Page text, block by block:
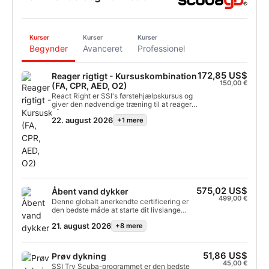
Kurser
Begynder
Kurser
Avanceret
Kurser
Professionel
Reager rigtigt - Kursuskombination
(FA, CPR, AED, O2)
React Right er SSI's førstehjælpskursus og
giver den nødvendige træning til at reagere
på en medicinsk nødsituation. Dette
fleksible program giver dig mulighed for at
(AED'er). Ved at kombinere teori og
praktiske træningsscenarier vil dette
program give dig de værktøjer og den
selvtillid, du har brug for til nødberedskab.
Når du er certificeret, vil du være i stand til
at fungere som førstehjælper: give
førstehjælp og CPR, administrere ilt og yde
dag!
22. august 2026 +1 mere
172,85 US$
150,00 €
Åbent vand dykker
Denne globalt anerkendte certificering er
den bedste måde at starte dit livslange
eventyr som dykker. Personlig træning
kombineres med sessioner i vandet for at
erfaring, du har brug for, for virkelig at føle
dig godt tilpas under vandet. Du fortjener
også en SSI Open Water Diver-
21. august 2026 +8 mere
575,02 US$
499,00 €
Prøv dykning
SSI Try Scuba-programmet er den bedste
51,86 US$
45,00 €